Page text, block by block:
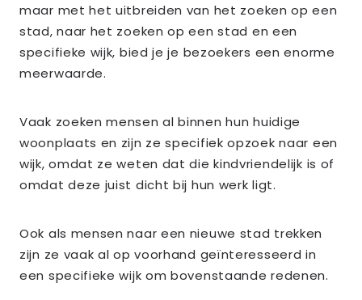
maar met het uitbreiden van het zoeken op een
stad, naar het zoeken op een stad en een
specifieke wijk, bied je je bezoekers een enorme
meerwaarde.
Vaak zoeken mensen al binnen hun huidige
woonplaats en zijn ze specifiek opzoek naar een
wijk, omdat ze weten dat die kindvriendelijk is of
omdat deze juist dicht bij hun werk ligt.
Ook als mensen naar een nieuwe stad trekken
zijn ze vaak al op voorhand geïnteresseerd in
een specifieke wijk om bovenstaande redenen.